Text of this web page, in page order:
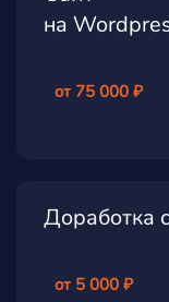
на
от 75 000 ₽
Доработка
от 5 000 ₽